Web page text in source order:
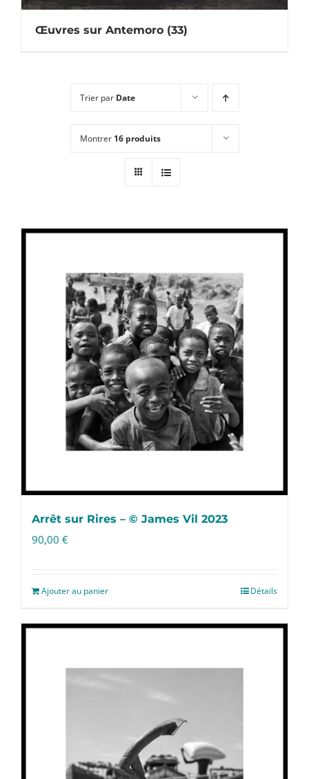
Œuvres sur Antemoro (33)
Trier par Date
Montrer 16 produits
Arrêt sur Rires – © James Vil 2023
90,00 €
Ajouter au panier Détails